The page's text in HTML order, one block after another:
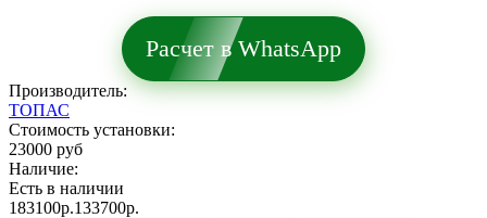
Расчет в WhatsApp
Производитель:
ТОПАС
Стоимость установки:
23000 руб
Наличие:
Есть в наличии
183100р.133700р.